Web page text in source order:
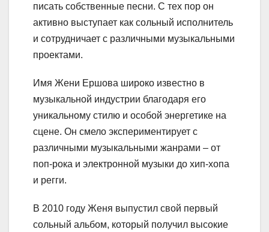
писать собственные песни. С тех пор он
активно выступает как сольный исполнитель
и сотрудничает с различными музыкальными
проектами.
Имя Жени Ершова широко известно в
музыкальной индустрии благодаря его
уникальному стилю и особой энергетике на
сцене. Он смело экспериментирует с
различными музыкальными жанрами – от
поп-рока и электронной музыки до хип-хопа
и регги.
В 2010 году Женя выпустил свой первый
сольный альбом, который получил высокие